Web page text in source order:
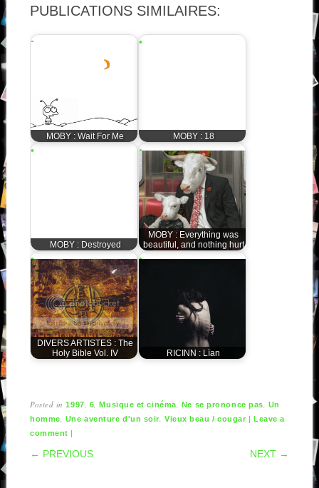
PUBLICATIONS SIMILAIRES:
MOBY : Wait For Me MOBY : 18
MOBY : Destroyed
MOBY : Everything was
beautiful, and nothing hurt
DIVERS ARTISTES : The
Holy Bible Vol. IV
RICINN : Lïan
Posted in1997 6 ,Musique et cinéma Ne se prononce pas
Un
homme
Une aventure d'un soir ,Vieux beau / cougar |Leave a
comment |
POST NAVIGATION
← PREVIOUS NEXT →